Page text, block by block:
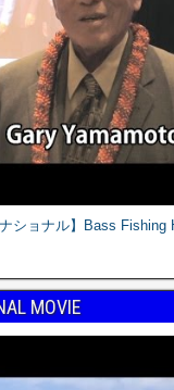
ショナル】Bass Fishing
MOVIE